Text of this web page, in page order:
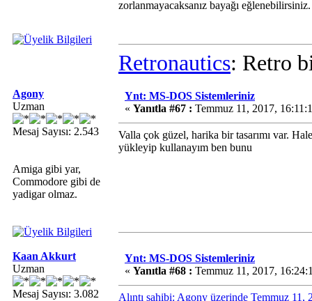
zorlanmayacaksanız bayağı eğlenebilirsiniz.
Retronautics: Retro
Agony
Uzman
Mesaj Sayısı: 2.543
Amiga gibi yar,
Commodore gibi de
yadigar olmaz.
Ynt: MS-DOS Sistemleriniz
« Yanıtla #67 : Temmuz 11, 2017,
Valla çok güzel, harika bir tasarımı var.
yükleyip kullanayım ben bunu
Kaan Akkurt
Uzman
Mesaj Sayısı: 3.082
Ynt: MS-DOS Sistemleriniz
« Yanıtla #68 : Temmuz 11, 2017,
Alıntı sahibi: Agony üzerinde Temmuz 11,